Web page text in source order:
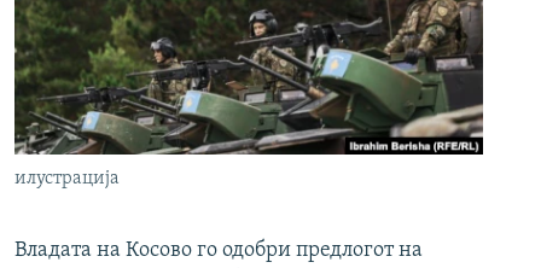
илустрација
Владата на Косово го одобри предлогот на